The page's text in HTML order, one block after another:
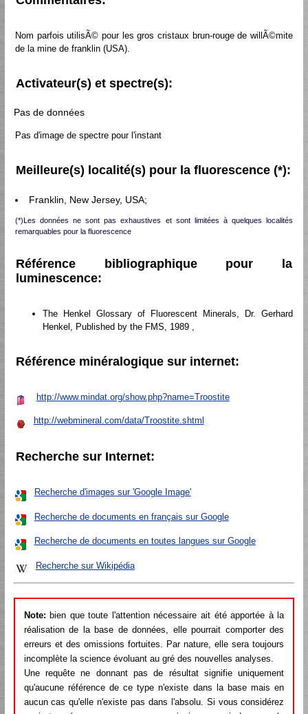
Nom parfois utilisÃ© pour les gros cristaux brun-rouge de willÃ©mite
de la mine de franklin (USA).
Activateur(s) et spectre(s):
Pas de données
Pas d'image de spectre pour l'instant
Meilleure(s) localité(s) pour la fluorescence (*):
Franklin, New Jersey, USA;
(*)Les données ne sont pas exhaustives et sont limitées à quelques localités
remarquables pour la fluorescence
Référence bibliographique pour la
luminescence:
The Henkel Glossary of Fluorescent Minerals, Dr. Gerhard
Henkel, Published by the FMS, 1989 ,
Référence minéralogique sur internet:
http://www.mindat.org/show.php?name=Troostite
http://webmineral.com/data/Troostite.shtml
Recherche sur Internet:
Recherche d'images sur 'Google Image'
Recherche de documents en français sur Google
Recherche de documents en toutes langues sur Google
Recherche sur Wikipédia
Note: bien que toute l'attention nécessaire ait été apportée à la
réalisation de la base de données, elle pourrait comporter des
erreurs et des omissions fortuites. Par nature, elle sera toujours
incomplète la science évoluant au gré des nouvelles analyses.
Une requête ne donnant pas de résultat signifie uniquement
qu'aucune référence de ce type n'existe dans la base mais en
aucun cas qu'elle n'existe pas dans l'absolu. Si vous considérez